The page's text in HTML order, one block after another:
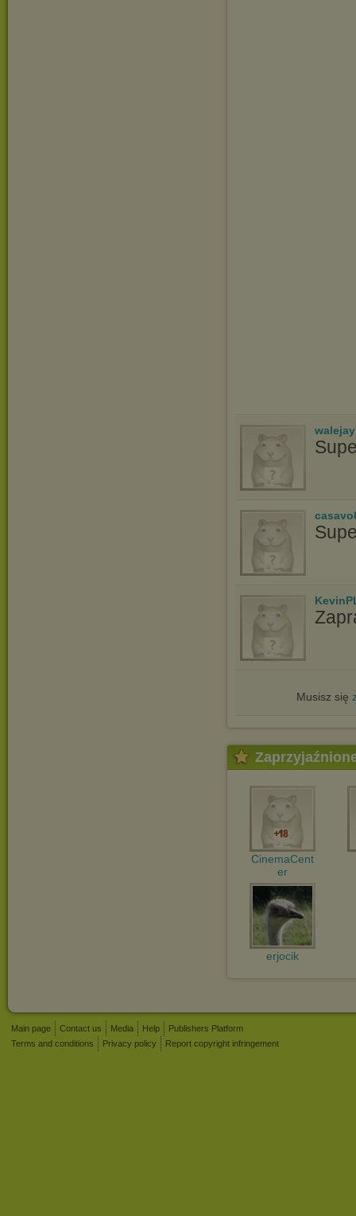
Musisz się
CinemaCent
er
erjocik
Main page Contact us Media Help
Publishers Platform
Terms and conditions
Privacy policy Report copyright infringement